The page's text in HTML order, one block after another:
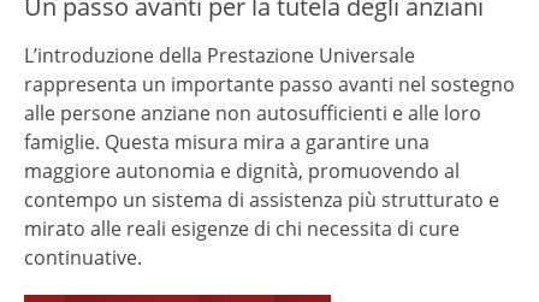
L’introduzione della Prestazione Universale
rappresenta un importante passo avanti nel sostegno
alle persone anziane non autosufficienti e alle loro
famiglie. Questa misura mira a garantire una
maggiore autonomia e dignità, promuovendo al
contempo un sistema di assistenza più strutturato e
mirato alle reali esigenze di chi necessita di cure
continuative.